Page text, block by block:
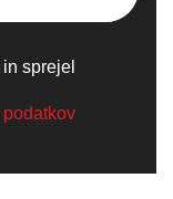
sprejel